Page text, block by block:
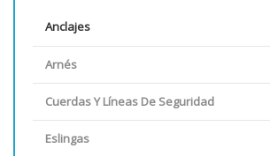
Anclajes
Arnés
Cuerdas Y Líneas De Seguridad
Eslingas